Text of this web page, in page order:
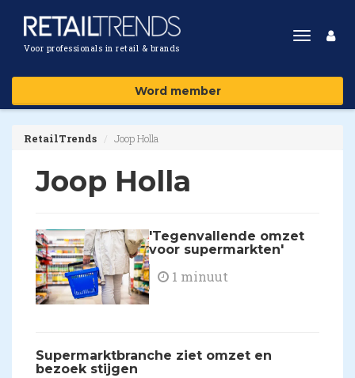
Voor professionals in retail & brands
Toggle
Word member
RetailTrends Joop Holla
Joop Holla
'Tegenvallende omzet
voor supermarkten'
1 minuut
​Supermarktbranche ziet omzet en
bezoek stijgen